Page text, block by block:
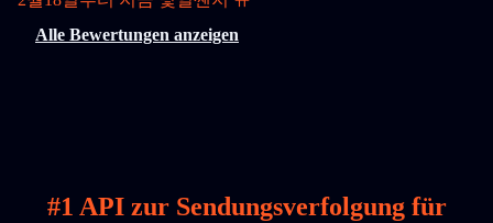
Alle Bewertungen anzeigen
#1 API zur Sendungsverfolgung für